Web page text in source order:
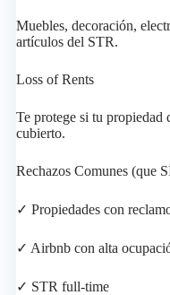
Muebles, decoración,
artículos del STR.
Loss of Rents
Te protege si tu propiedad
cubierto.
Rechazos Comunes (que
✓ Propiedades con
✓ Airbnb con alta
✓ STR full-time